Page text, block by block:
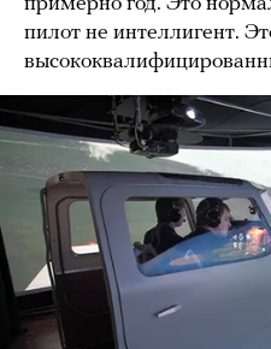
пилот не интеллигент.